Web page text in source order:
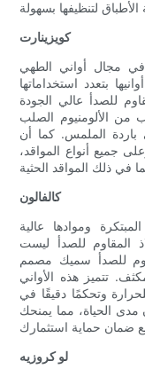
كويزينارت
في مجال أواني الطهي
بتعدد استخداماتها
للصدأ عالي الجودة
من الألومنيوم الصلب
باردة الملمس. كما أن
جميع أنواع المواقد،
كالفالون
وموادها عالية
المقاوم للصدأ ليست
للصدأ سميك مصمم
تتميز هذه الأواني
وتحكمًا دقيقًا في
مدى الحياة، مما يمنحك
لو كروزيه